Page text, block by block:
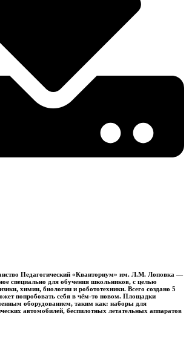
Педагогический «Кванториум» им. Л.М. Лоповка —
специально для обучения школьников, с целью
химии, биологии и робототехники. Всего создано 5
попробовать себя в чём-то новом. Площадки
оборудованием, таким как: наборы для
автомобилей, беспилотных летательных аппаратов